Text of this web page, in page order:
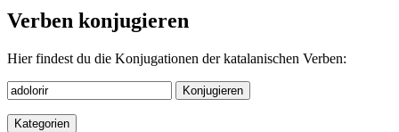
Verben konjugieren
Hier findest du die Konjugationen der katalanischen Verben:
Konjugieren
Kategorien